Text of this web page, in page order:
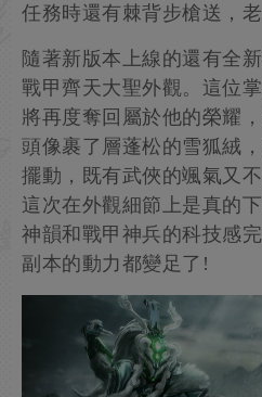
任務時還有棘背步槍送，
隨著新版本上線的還有全
戰甲齊天大聖外觀。這位
將再度奪回屬於他的榮耀
頭像裹了層蓬松的雪狐絨
擺動，既有武俠的颯氣又
這次在外觀細節上是真的
神韻和戰甲神兵的科技感
副本的動力都變足了!